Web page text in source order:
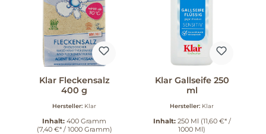
Klar Fleckensalz
400 g
Hersteller: Klar
Inhalt: 400 Gramm
(7,40 €* / 1000 Gramm)
Klar Gallseife 250
ml
Hersteller: Klar
Inhalt: 250 Ml (11,60 €* /
1000 Ml)